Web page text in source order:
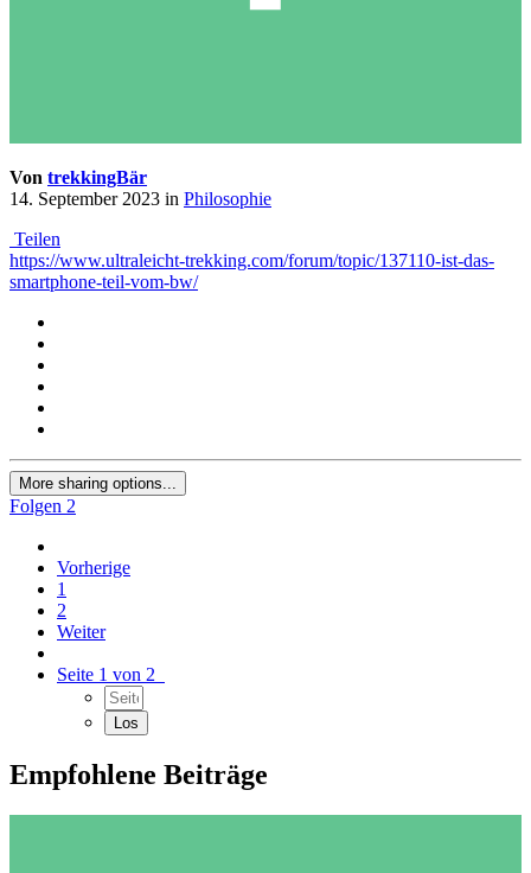
Von trekkingBär
14. September 2023 in Philosophie
Teilen
https://www.ultraleicht-trekking.com/forum/topic/137110-ist-das-
smartphone-teil-vom-bw/
More sharing options...
Folgen 2
Vorherige
1
2
Weiter
Seite 1 von 2
Empfohlene Beiträge